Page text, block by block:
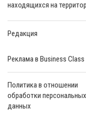
находящихся на
Редакция
Реклама в Business Class
Политика в отношении
обработки персональных
данных